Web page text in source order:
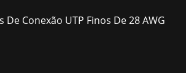
De Conexão UTP Finos De 28 AWG